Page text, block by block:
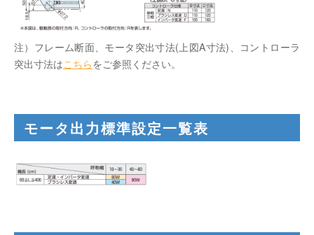
注）フレーム断面、モータ突出寸法(上図A寸法)、コントローラ
突出寸法はこちらをご参照ください。
モータ出力標準設定一覧表